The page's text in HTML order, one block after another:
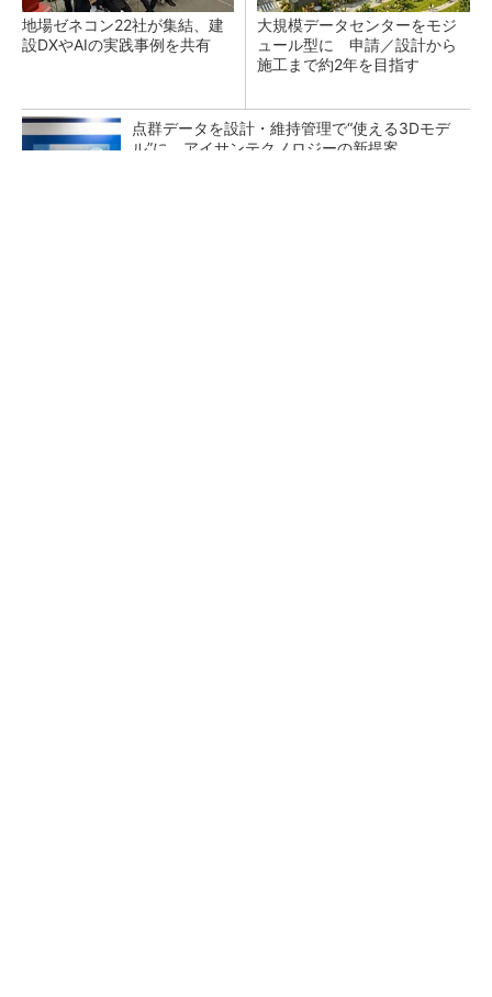
地場ゼネコン22社が集結、建
設DXやAIの実践事例を共有
大規模データセンターをモジ
ュール型に 申請／設計から
施工まで約2年を目指す
点群データを設計・維持管理で“使える3Dモデ
ル”に アイサンテクノロジーの新提案